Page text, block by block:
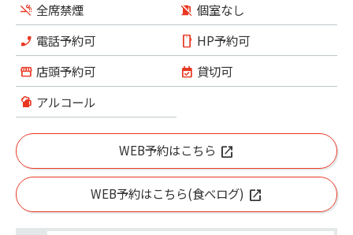
全席禁煙
個室なし
電話予約可
HP予約可
店頭予約可
貸切可
アルコール
WEB予約はこちら
WEB予約はこちら